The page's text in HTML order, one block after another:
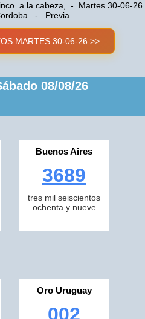
a la cabeza, - Martes 30-06-26.
- Previa.
MARTES 30-06-26 >>
08/08/26
Buenos Aires
3689
tres mil seiscientos
ochenta y nueve
Oro Uruguay
002